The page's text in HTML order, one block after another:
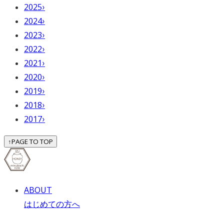
2025›
2024›
2023›
2022›
2021 ›
2020›
2019›
2018›
2017›
↑PAGE TO TOP
ABOUT
はじめての方へ